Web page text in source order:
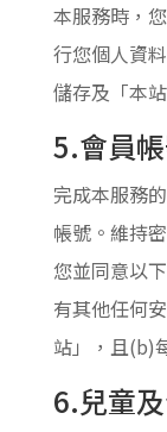
本服務時，
行您個人資
儲存及「本
5.會員
完成本服務
帳號。維持
您並同意以
有其他任何
站」，且(b)
6.兒童